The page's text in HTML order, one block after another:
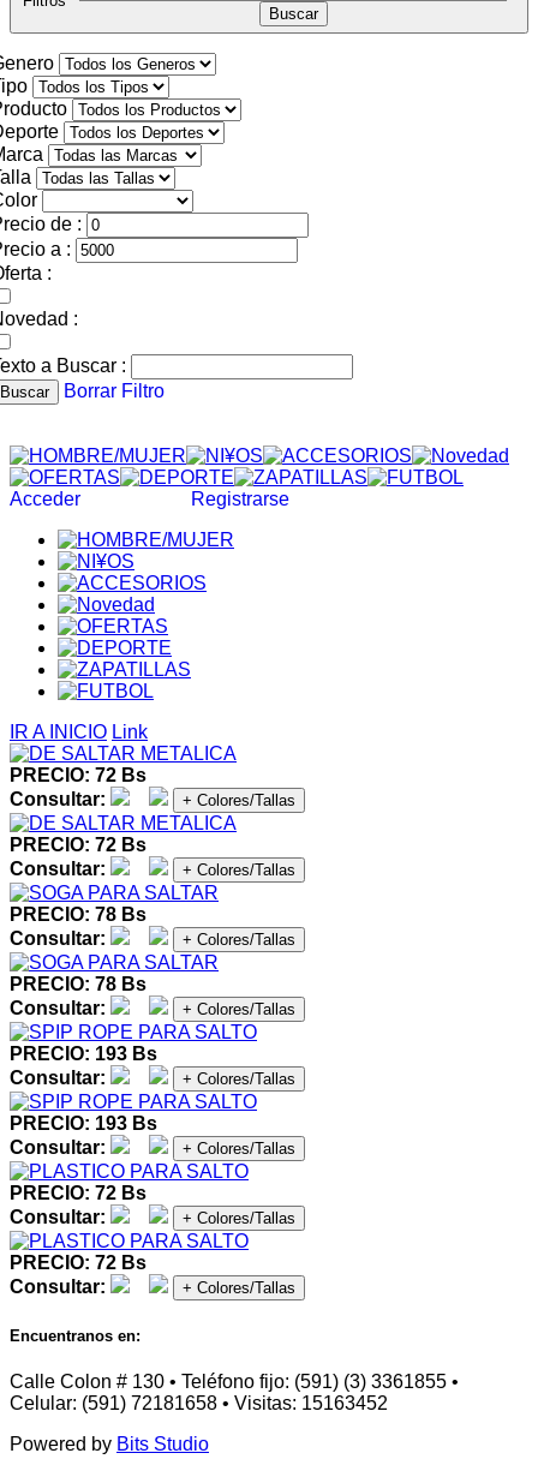
de :
a :
:
:
a Buscar :
Buscar Borrar Filtro
Acceder Registrarse
IR A INICIO Link
PRECIO: 72 Bs
Consultar:
+ Colores/Tallas
PRECIO: 72 Bs
Consultar:
+ Colores/Tallas
PRECIO: 78 Bs
Consultar:
+ Colores/Tallas
PRECIO: 78 Bs
Consultar:
+ Colores/Tallas
PRECIO: 193 Bs
Consultar:
+ Colores/Tallas
PRECIO: 193 Bs
Consultar:
+ Colores/Tallas
PRECIO: 72 Bs
Consultar:
+ Colores/Tallas
PRECIO: 72 Bs
Consultar:
+ Colores/Tallas
Encuentranos en:
Calle Colon # 130 • Teléfono fijo: (591) (3) 3361855 •
Celular: (591) 72181658 • Visitas: 15163452
Powered by Bits Studio